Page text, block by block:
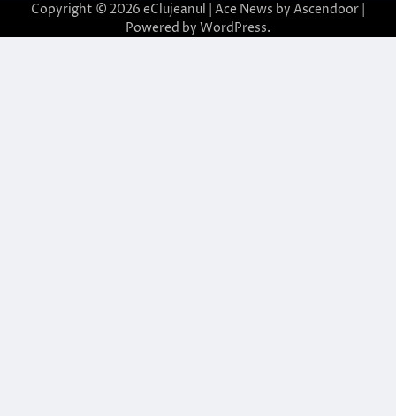
Copyright © 2026 eClujeanul | Ace News by Ascendoor
Powered by WordPress.